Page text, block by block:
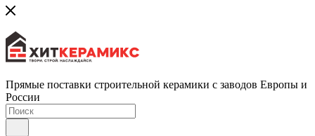
Прямые поставки строительной керамики с заводов Европы и
России